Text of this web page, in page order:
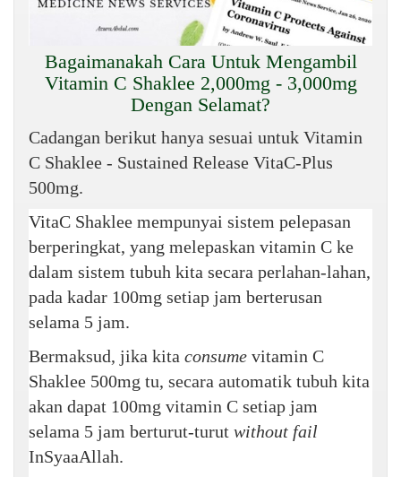
Bagaimanakah Cara Untuk Mengambil
Vitamin C Shaklee 2,000mg - 3,000mg
Dengan Selamat?
Cadangan berikut hanya sesuai untuk Vitamin
C Shaklee - Sustained Release VitaC-Plus
500mg.
VitaC Shaklee mempunyai sistem pelepasan
berperingkat, yang melepaskan vitamin C ke
dalam sistem tubuh kita secara perlahan-lahan,
pada kadar 100mg setiap jam berterusan
selama 5 jam.
Bermaksud, jika kita consume vitamin C
Shaklee 500mg tu, secara automatik tubuh kita
akan dapat 100mg vitamin C setiap jam
selama 5 jam berturut-turut without fail
InSyaaAllah.